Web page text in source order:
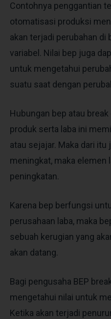
Contohnya penggantian
otomatisasi produksi
akan terjadi perubahan di
variabel. Nilai bep juga
untuk mengetahui
suatu saat dengan
Hubungan bep atau
produk serta laba ini
atau sejajar. Maka dari
meningkat, maka elemen
peningkatan.
Karena bep berfungsi
perusahaan laba, maka
sebuah kerugian yang
akan datang.
Bagi pengusaha BEP
mengetahui nilai untuk
Ketika akan terjadi